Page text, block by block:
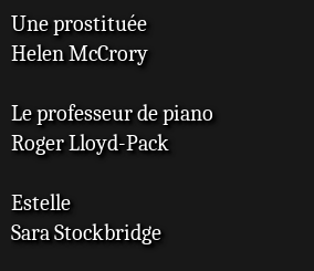
Une prostituée
Helen McCrory
Le professeur de piano
Roger Lloyd-Pack
Estelle
Sara Stockbridge